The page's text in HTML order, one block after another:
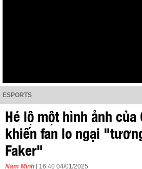
ESPORTS
Hé lộ một hình ảnh của
khiến fan lo ngại
Faker"
Nam Minh | 16:40 04/01/2025